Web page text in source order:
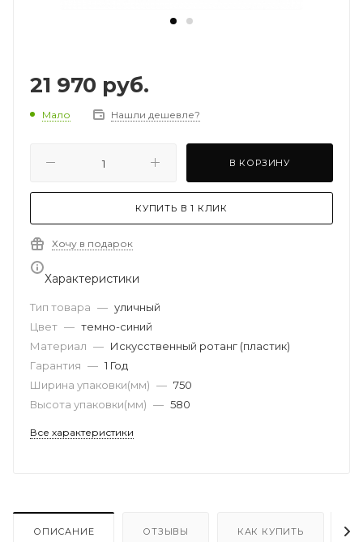
21 970 руб.
Мало Нашли дешевле?
В КОРЗИНУ
КУПИТЬ В 1 КЛИК
Хочу в подарок
Характеристики
Тип товара — уличный
Цвет — темно-синий
Материал — Искусственный ротанг (пластик)
Гарантия — 1 Год
Ширина упаковки(мм) — 750
Высота упаковки(мм) — 580
Все характеристики
ОПИСАНИЕ ОТЗЫВЫ КАК КУПИТЬ